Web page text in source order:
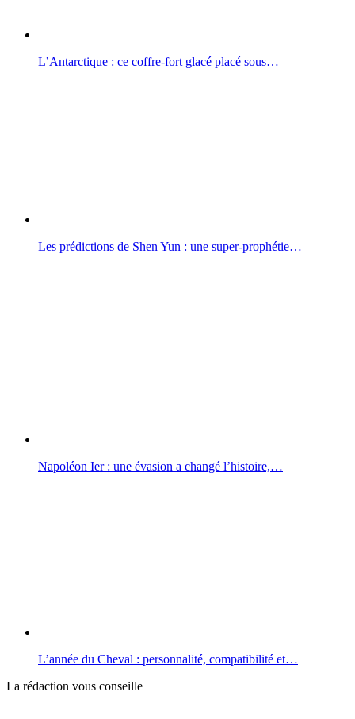
L’Antarctique : ce coffre-fort glacé placé sous…
Les prédictions de Shen Yun : une super-prophétie…
Napoléon Ier : une évasion a changé l’histoire,…
L’année du Cheval : personnalité, compatibilité et…
La rédaction vous conseille